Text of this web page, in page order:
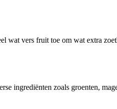
wat vers fruit toe om wat extra
ingrediënten zoals groenten,